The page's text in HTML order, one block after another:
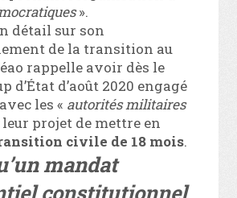
».
détail sur son
de la transition au
rappelle avoir dès le
d’État d’août 2020 engagé
les « autorités militaires
leur projet de mettre en
civile de 18 mois.
mandat
constitutionnel